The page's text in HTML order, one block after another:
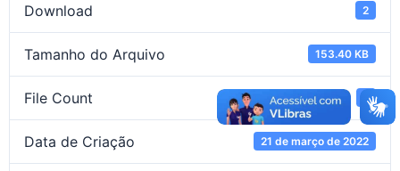
Download 2
Tamanho do Arquivo 153.40 KB
File Count 1
Data de Criação 21 de março de 2022